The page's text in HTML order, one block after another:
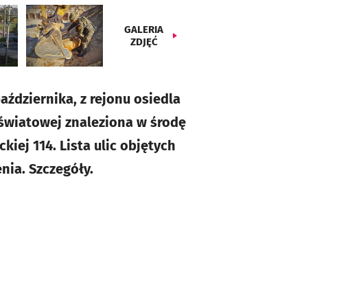
GALERIA
ZDJĘĆ
z rejonu osiedla
znaleziona w środę
114. Lista ulic objętych
Szczegóły.